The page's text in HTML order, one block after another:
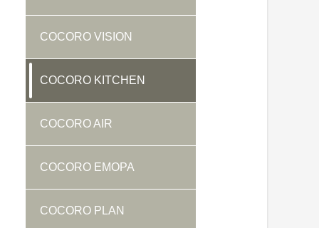
COCORO VISION
COCORO KITCHEN
COCORO AIR
COCORO EMOPA
COCORO PLAN